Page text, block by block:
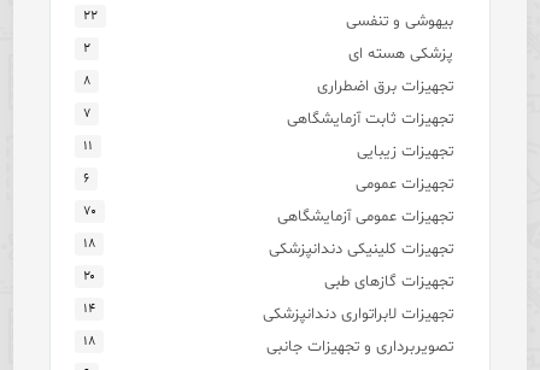
بیهوشی و تنفسی ۲۲
پزشکی هسته ای ۲
تجهیزات برق اضطراری ۸
تجهیزات ثابت آزمایشگاهی ۷
تجهیزات زیبایی ۱۱
تجهیزات عمومی ۶
تجهیزات عمومی آزمایشگاهی ۷۰
تجهیزات کلینیکی دندانپزشکی ۱۸
تجهیزات گازهای طبی ۲۰
تجهیزات لابراتواری دندانپزشکی ۱۴
تصویربرداری و تجهیزات جانبی ۱۸